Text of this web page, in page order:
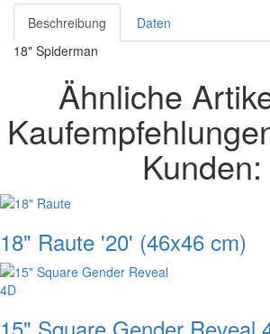
Beschreibung
Daten
18" Spiderman
Ähnliche
Kunden:
18" Raute '20' (46x46 cm)